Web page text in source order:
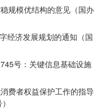
规模优结构的意见（国办
经济发展规划的通知（国
号：关键信息基础设施
费者权益保护工作的指导